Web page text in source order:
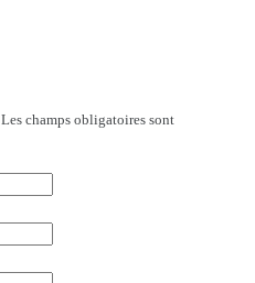
Les champs obligatoires sont